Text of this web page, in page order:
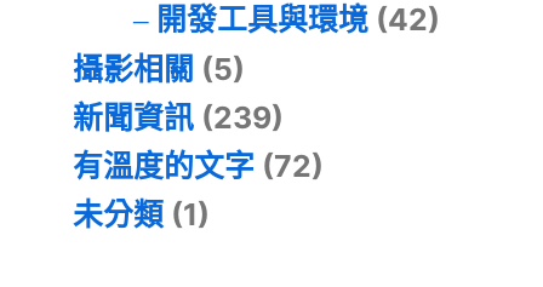
開發工具與環境(42)
攝影相關 (5)
新聞資訊 (239)
有溫度的文字 (72)
未分類 (1)